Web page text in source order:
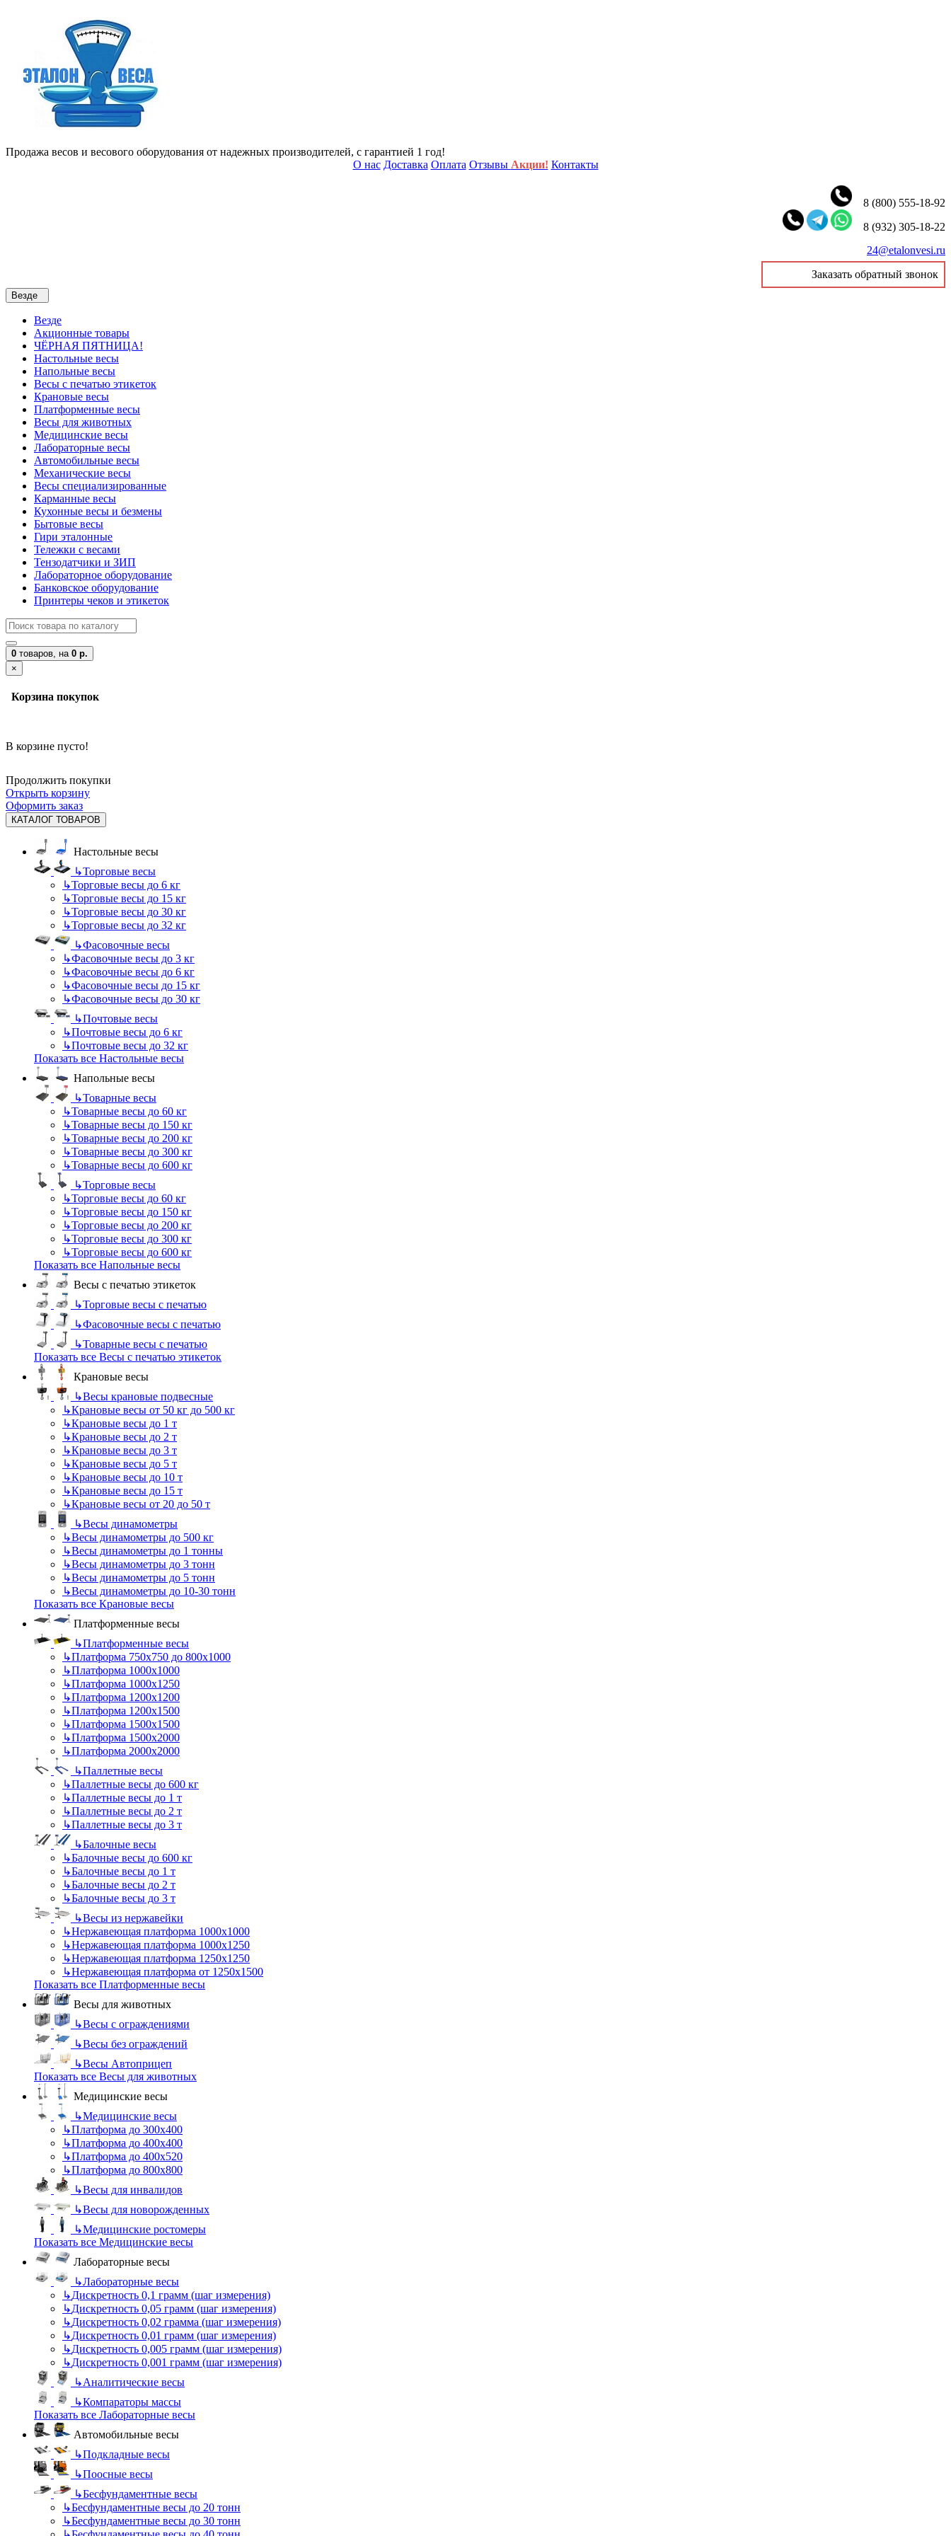
Продажа весов и весового оборудования от надежных производителей, с гарантией 1 год!
О нас Доставка Оплата Отзывы Акции! Контакты
8 (800) 555-18-92
8 (932) 305-18-22
24@etalonvesi.ru
Заказать обратный звонок
Везде
Везде
Акционные товары
ЧЁРНАЯ ПЯТНИЦА!
Настольные весы
Напольные весы
Весы с печатью этикеток
Крановые весы
Платформенные весы
Весы для животных
Медицинские весы
Лабораторные весы
Автомобильные весы
Механические весы
Весы специализированные
Карманные весы
Кухонные весы и безмены
Бытовые весы
Гири эталонные
Тележки с весами
Тензодатчики и ЗИП
Лабораторное оборудование
Банковское оборудование
Принтеры чеков и этикеток
0 товаров, на 0 р.
×
Корзина покупок
В корзине пусто!
Продолжить покупки
Открыть корзину
Оформить заказ
КАТАЛОГ ТОВАРОВ
Настольные весы
↳Торговые весы
↳Торговые весы до 6 кг
↳Торговые весы до 15 кг
↳Торговые весы до 30 кг
↳Торговые весы до 32 кг
↳Фасовочные весы
↳Фасовочные весы до 3 кг
↳Фасовочные весы до 6 кг
↳Фасовочные весы до 15 кг
↳Фасовочные весы до 30 кг
↳Почтовые весы
↳Почтовые весы до 6 кг
↳Почтовые весы до 32 кг
Показать все Настольные весы
Напольные весы
↳Товарные весы
↳Товарные весы до 60 кг
↳Товарные весы до 150 кг
↳Товарные весы до 200 кг
↳Товарные весы до 300 кг
↳Товарные весы до 600 кг
↳Торговые весы
↳Торговые весы до 60 кг
↳Торговые весы до 150 кг
↳Торговые весы до 200 кг
↳Торговые весы до 300 кг
↳Торговые весы до 600 кг
Показать все Напольные весы
Весы с печатью этикеток
↳Торговые весы с печатью
↳Фасовочные весы с печатью
↳Товарные весы с печатью
Показать все Весы с печатью этикеток
Крановые весы
↳Весы крановые подвесные
↳Крановые весы от 50 кг до 500 кг
↳Крановые весы до 1 т
↳Крановые весы до 2 т
↳Крановые весы до 3 т
↳Крановые весы до 5 т
↳Крановые весы до 10 т
↳Крановые весы до 15 т
↳Крановые весы от 20 до 50 т
↳Весы динамометры
↳Весы динамометры до 500 кг
↳Весы динамометры до 1 тонны
↳Весы динамометры до 3 тонн
↳Весы динамометры до 5 тонн
↳Весы динамометры до 10-30 тонн
Показать все Крановые весы
Платформенные весы
↳Платформенные весы
↳Платформа 750х750 до 800х1000
↳Платформа 1000х1000
↳Платформа 1000х1250
↳Платформа 1200х1200
↳Платформа 1200х1500
↳Платформа 1500х1500
↳Платформа 1500х2000
↳Платформа 2000х2000
↳Паллетные весы
↳Паллетные весы до 600 кг
↳Паллетные весы до 1 т
↳Паллетные весы до 2 т
↳Паллетные весы до 3 т
↳Балочные весы
↳Балочные весы до 600 кг
↳Балочные весы до 1 т
↳Балочные весы до 2 т
↳Балочные весы до 3 т
↳Весы из нержавейки
↳Нержавеющая платформа 1000х1000
↳Нержавеющая платформа 1000х1250
↳Нержавеющая платформа 1250х1250
↳Нержавеющая платформа от 1250х1500
Показать все Платформенные весы
Весы для животных
↳Весы с ограждениями
↳Весы без ограждений
↳Весы Автоприцеп
Показать все Весы для животных
Медицинские весы
↳Медицинские весы
↳Платформа до 300х400
↳Платформа до 400х400
↳Платформа до 400х520
↳Платформа до 800х800
↳Весы для инвалидов
↳Весы для новорожденных
↳Медицинские ростомеры
Показать все Медицинские весы
Лабораторные весы
↳Лабораторные весы
↳Дискретность 0,1 грамм (шаг измерения)
↳Дискретность 0,05 грамм (шаг измерения)
↳Дискретность 0,02 грамма (шаг измерения)
↳Дискретность 0,01 грамм (шаг измерения)
↳Дискретность 0,005 грамм (шаг измерения)
↳Дискретность 0,001 грамм (шаг измерения)
↳Аналитические весы
↳Компараторы массы
Показать все Лабораторные весы
Автомобильные весы
↳Подкладные весы
↳Поосные весы
↳Бесфундаментные весы
↳Бесфундаментные весы до 20 тонн
↳Бесфундаментные весы до 30 тонн